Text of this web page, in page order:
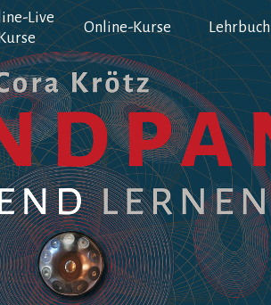
Menü überspringen
Live
Online-Kurse Lehrbuch